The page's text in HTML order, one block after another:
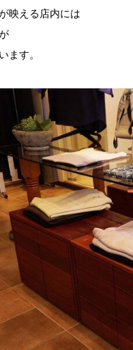
映える店内には
が
ます。